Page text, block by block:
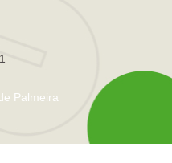
Palmeira